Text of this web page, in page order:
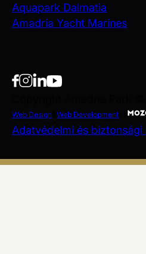
Aquapark Dalmatia
Amadria Yacht Marines
Web Design Web Development
Adatvédelmi és